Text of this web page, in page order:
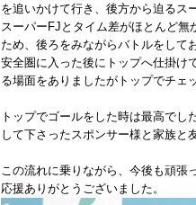
を追いかけて行き、後方から迫るス
スーパーFJとタイム差がほとんど
ため、後ろをみながらバトルをして
安全圏に入った後にトップへ仕掛け
る場面をありましたがトップでチェ
トップでゴールをした時は最高で
して下さったスポンサー様と家族と
この流れに乗りながら、今後も頑張
応援ありがとうございました。